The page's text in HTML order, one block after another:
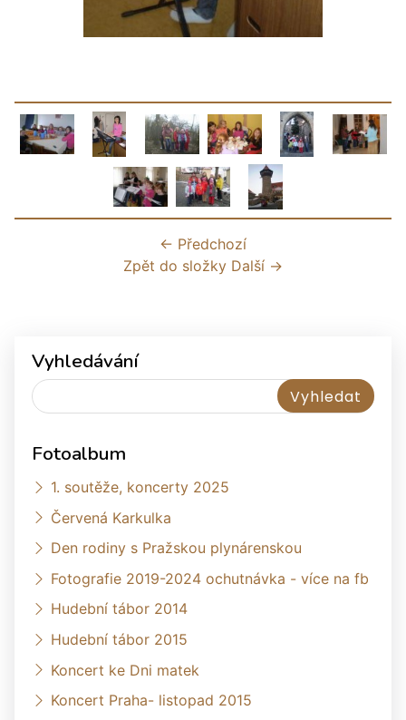
← Předchozí
Zpět do složky Další →
Vyhledávání
Fotoalbum
1. soutěže, koncerty 2025
Červená Karkulka
Den rodiny s Pražskou plynárenskou
Fotografie 2019-2024 ochutnávka - více na fb
Hudební tábor 2014
Hudební tábor 2015
Koncert ke Dni matek
Koncert Praha- listopad 2015